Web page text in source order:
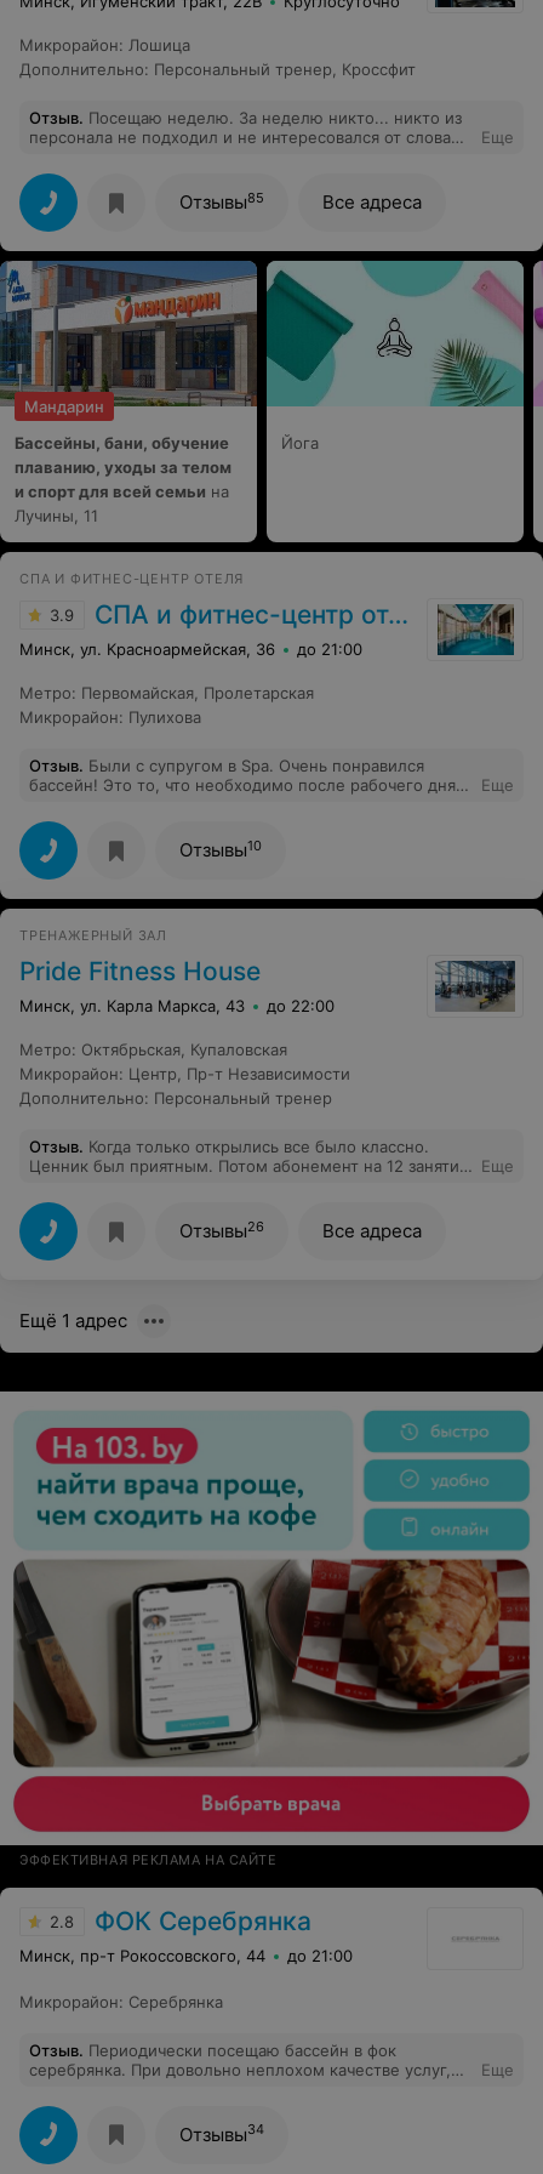
Микрорайон: Лошица
Дополнительно: Персональный тренер, Кроссфит
Отзыв. Посещаю неделю. За неделю никто... никто из
персонала не подходил и не интересовался от слова
Вот тебе зал.. занимайся... мы тебя не видим. Меня это
даже немного шокировало. Не потому что мне это
нужно... но все таки... люди тренеры вы где???? Или
только за доп плату??? Я не говорю о тренировках, но
подойти.. подсказать.. посоветовать... это отсутствует.
Но сам зал, оборудование хорошие.
Еще
Отзывы85 Все адреса
Мандарин
Бассейны, бани, обучение
плаванию, уходы за телом
и спорт для всей семьи на
Лучины, 11
Йога
СПА И ФИТНЕС-ЦЕНТР ОТЕЛЯ
3.9 СПА и фитнес-центр отеля «Пекин»
Минск, ул. Красноармейская, 36 до 21:00
Метро: Первомайская, Пролетарская
Микрорайон: Пулихова
Отзыв. Были с супругом в Spa. Очень понравился
бассейн! Это то, что необходимо после рабочего дня.
у мастера по имени Антон!
Еще
Отзывы10
ТРЕНАЖЕРНЫЙ ЗАЛ
Pride Fitness House
Минск, ул. Карла Маркса, 43 до 22:00
Метро: Октябрьская, Купаловская
Микрорайон: Центр, Пр-т Независимости
Дополнительно: Персональный тренер
Отзыв. Когда только открылись все было классно.
Ценник был приятным. Потом абонемент на 12 занятий
разовое посещение стало, ребята вы че? Как
альтернативу нашел 2 зала, один 45 000 разовое,
второй 50 000. p.s зал хороший, но с нашими зп там
нечего делать
Еще
Отзывы26 Все адреса
Ещё 1 адрес
ЭФФЕКТИВНАЯ РЕКЛАМА НА САЙТЕ
2.8 ФОК Серебрянка
Минск, пр-т Рокоссовского, 44 до 21:00
Микрорайон: Серебрянка
Отзыв. Периодически посещаю бассейн в фок
серебрянка. При довольно неплохом качестве услуг,
уборщица зимой в раздевалке окна открывает, не
обращая внимание на выходящих из душа людей, то
работники откровенно хамят. При очередном
посещении фок осталась крайне недовольна
Еще
Отзывы34